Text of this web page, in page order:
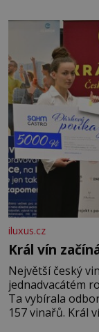
král. Nebo že by
podél
iluxus.cz
Král vín
Největší český
jednadvacátém
Ta vybírala
157